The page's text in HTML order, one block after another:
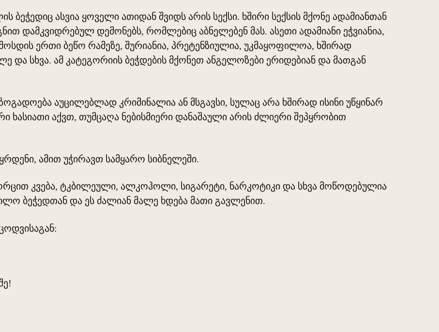
ასვია ყოველი ათიდან შვიდს არის სექსი. ხშირი სექსის მქონე ადამიანთან
დამკვიდრებულ დემონებს, რომლებიც აბნელებენ მას. ასეთი ადამიანი ეჭვიანია,
ერთი ბეწო რამეზე, შურიანია, პრეტენზიულია, უკმაყოფილოა, ხშირად
სხვა. ამ კატეგორიის ბეჭდების მქონეთ ანგელოზები ერიდებიან და მათგან
აუცილებლად კრიმინალია ან მსგავსი, სულაც არა ხშირად ისინი უწყინარ
ხასიათი აქვთ, თუმცაღა ნებისმიერი დანაშაული არის ძლიერი შეპყრობით
ამით უჭირავთ სამყარო სიბნელეში.
კვება, ტკბილეული, ალკოჰოლი, სიგარეტი, ნარკოტიკი და სხვა მოწოდებულია
ბეჭედთან და ეს ძალიან მალე ხდება მათი გავლენით.